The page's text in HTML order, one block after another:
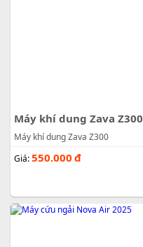
Máy khí dung Zava Z300
Máy khí dung Zava Z300
Giá:550.000 đ